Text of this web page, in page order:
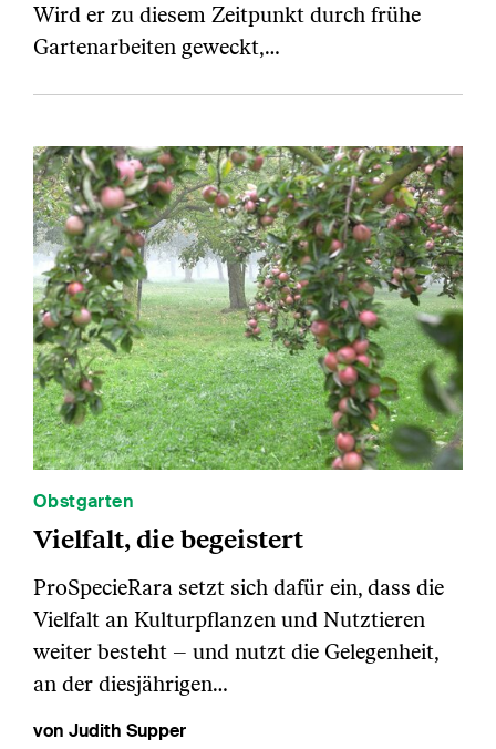
Wird er zu diesem Zeitpunkt durch frühe
Gartenarbeiten geweckt,…
Obstgarten
Vielfalt, die begeistert
ProSpecieRara setzt sich dafür ein, dass die
Vielfalt an Kulturpflanzen und Nutztieren
weiter besteht – und nutzt die Gelegenheit,
an der diesjährigen…
von Judith Supper